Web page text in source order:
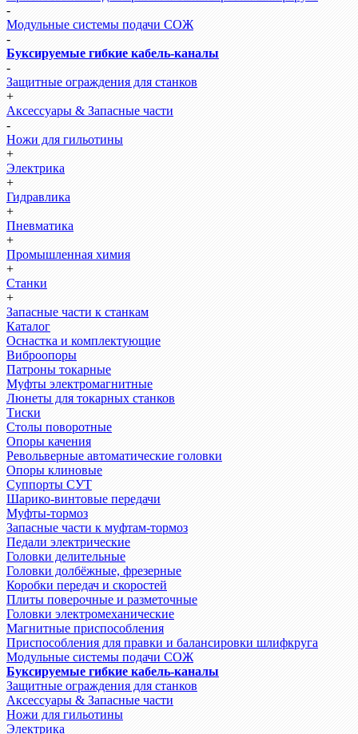
-
Модульные системы подачи СОЖ
-
Буксируемые гибкие кабель-каналы
-
Защитные ограждения для станков
+
Аксессуары & Запасные части
-
Ножи для гильотины
+
Электрика
+
Гидравлика
+
Пневматика
+
Промышленная химия
+
Станки
+
Запасные части к станкам
Каталог
Оснастка и комплектующие
Виброопоры
Патроны токарные
Муфты электромагнитные
Люнеты для токарных станков
Тиски
Столы поворотные
Опоры качения
Револьверные автоматические головки
Опоры клиновые
Суппорты СУТ
Шарико-винтовые передачи
Муфты-тормоз
Запасные части к муфтам-тормоз
Педали электрические
Головки делительные
Головки долбёжные, фрезерные
Коробки передач и скоростей
Плиты поверочные и разметочные
Головки электромеханические
Магнитные приспособления
Приспособления для правки и балансировки шлифкруга
Модульные системы подачи СОЖ
Буксируемые гибкие кабель-каналы
Защитные ограждения для станков
Аксессуары & Запасные части
Ножи для гильотины
Электрика